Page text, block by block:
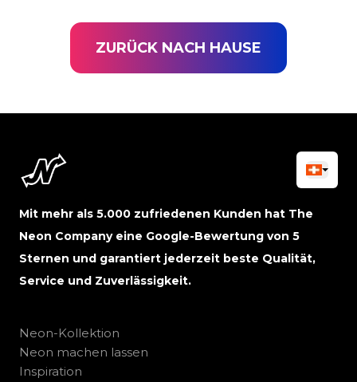
ZURÜCK NACH HAUSE
Mit mehr als 5.000 zufriedenen Kunden hat The
Neon Company eine Google-Bewertung von 5
Sternen und garantiert jederzeit beste Qualität,
Service und Zuverlässigkeit.
Neon-Kollektion
Neon machen lassen
Inspiration